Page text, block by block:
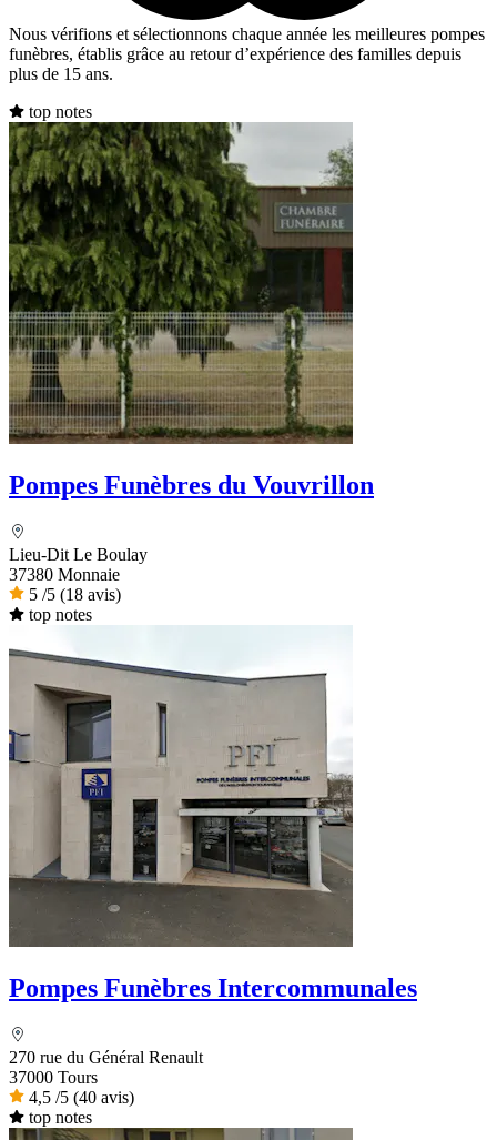
Nous vérifions et sélectionnons chaque année les meilleures pompes
funèbres, établis grâce au retour d’expérience des familles depuis
plus de 15 ans.
top notes
Pompes Funèbres du Vouvrillon
Lieu-Dit Le Boulay
37380 Monnaie
5 /5 (18 avis)
top notes
Pompes Funèbres Intercommunales
270 rue du Général Renault
37000 Tours
4,5 /5 (40 avis)
top notes